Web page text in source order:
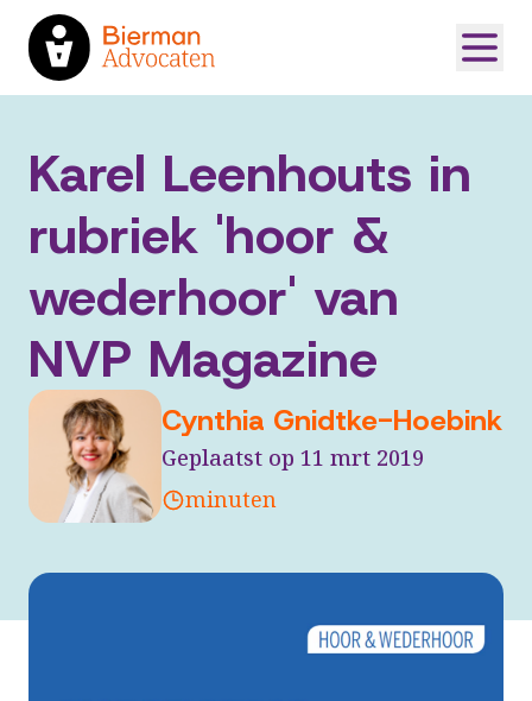
Karel Leenhouts in
rubriek 'hoor &
wederhoor' van
NVP Magazine
Cynthia Gnidtke-Hoebink
Geplaatst op 11 mrt 2019
minuten